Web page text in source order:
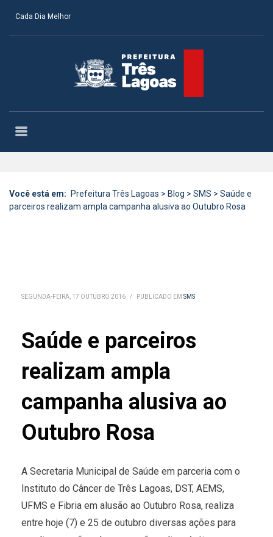
Cada Dia Melhor
Você está em: Prefeitura Três Lagoas > Blog > SMS > Saúde e
parceiros realizam ampla campanha alusiva ao Outubro Rosa
SEGUNDA-FEIRA, 17 OUTUBRO 2016 / PUBLICADO EM SMS
Saúde e parceiros
realizam ampla
campanha alusiva ao
Outubro Rosa
A Secretaria Municipal de Saúde em parceria com o
Instituto do Câncer de Três Lagoas, DST, AEMS,
UFMS e Fibria em alusão ao Outubro Rosa, realiza
entre hoje (7) e 25 de outubro diversas ações para